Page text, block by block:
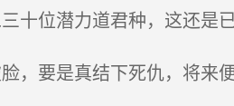
位潜力道君种，这还是
要是真结下死仇，将来